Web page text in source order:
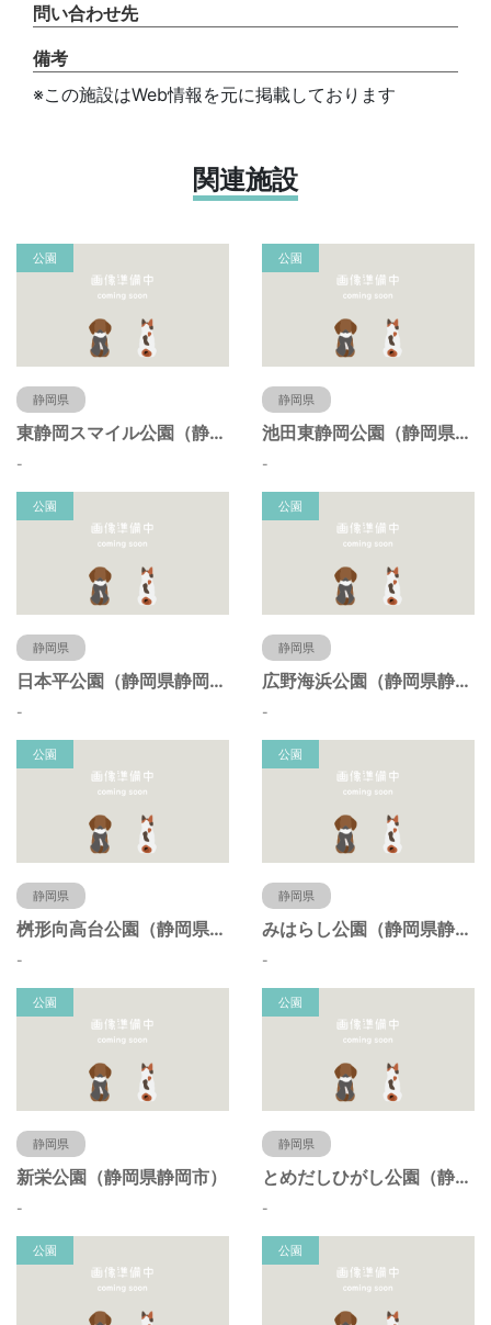
問い合わせ先
備考
※この施設はWeb情報を元に掲載しております
関連施設
公園
静岡県
東静岡スマイル公園（静岡県静岡市）
-
公園
静岡県
池田東静岡公園（静岡県静岡市）
-
公園
静岡県
日本平公園（静岡県静岡市）
-
公園
静岡県
広野海浜公園（静岡県静岡市）
-
公園
静岡県
桝形向高台公園（静岡県静岡市）
-
公園
静岡県
みはらし公園（静岡県静岡市）
-
公園
静岡県
新栄公園（静岡県静岡市）
-
公園
静岡県
とめだしひがし公園（静岡県静岡市）
-
公園 公園